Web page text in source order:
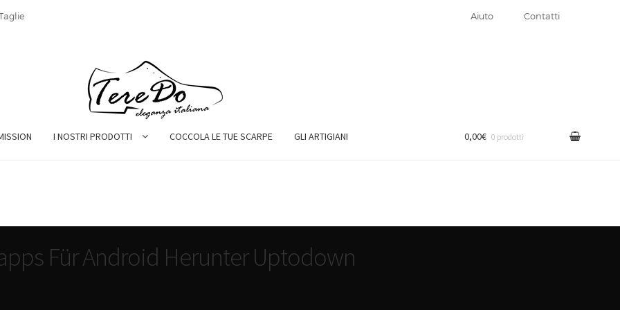
Aiuto Contatti
I NOSTRI PRODOTTI COCCOLA LE TUE SCARPE GLI ARTIGIANI 0,00€ 0 prodotti
Für Android Herunter Uptodown